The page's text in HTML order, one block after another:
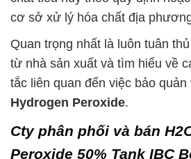
cơ sở xử lý hóa chất địa
Quan trọng nhất là luôn tuân
từ nhà sản xuất và tìm hiểu về
tắc liên quan đến việc bảo
Hydrogen Peroxide.
Cty phân phối và bán
Peroxide 50% Tank IBC